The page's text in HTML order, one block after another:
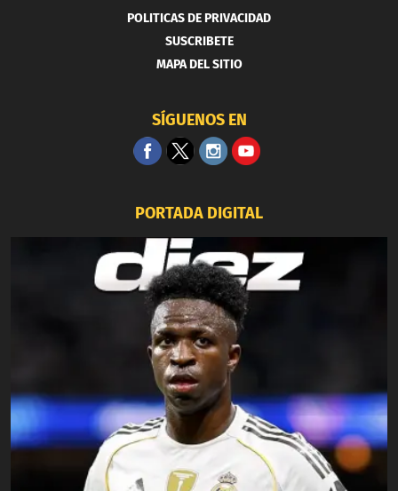
POLITICAS DE PRIVACIDAD
SUSCRIBETE
MAPA DEL SITIO
SÍGUENOS EN
PORTADA DIGITAL